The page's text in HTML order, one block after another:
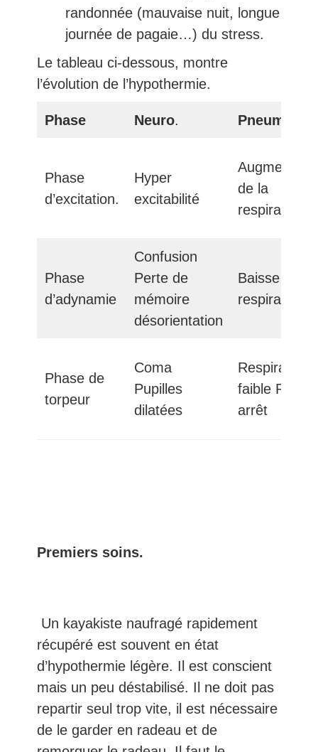
randonnée (mauvaise nuit, longue
journée de pagaie…) du stress.
Le tableau ci-dessous, montre
l’évolution de l’hypothermie.
Phase Neuro. Pneumo
Phase
d’excitation.
Hyper
excitabilité
de la
respiration
Phase
d’adynamie
Confusion
Perte de
mémoire
désorientation
Baisse
respiratoire
Phase de
torpeur
Coma
Pupilles
dilatées
Respiration
faible
arrêt
Premiers soins.
Un kayakiste naufragé rapidement
récupéré est souvent en état
d’hypothermie légère. Il est conscient
mais un peu déstabilisé. Il ne doit pas
repartir seul trop vite, il est nécessaire
de le garder en radeau et de